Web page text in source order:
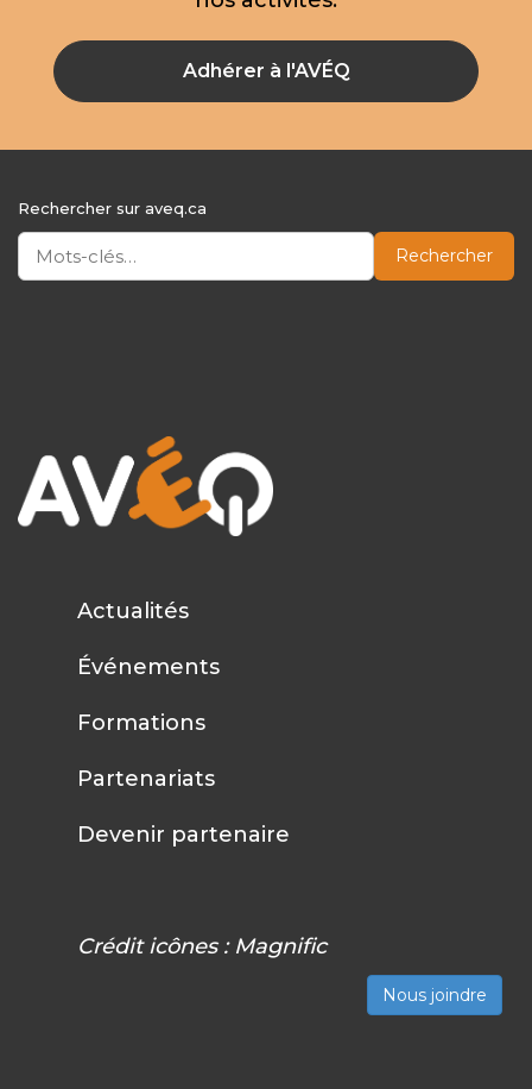
Adhérer à l'AVÉQ
Rechercher sur aveq.ca
Rechercher
Actualités
Événements
Formations
Partenariats
Devenir partenaire
Crédit icônes : Magnific
Nous joindre